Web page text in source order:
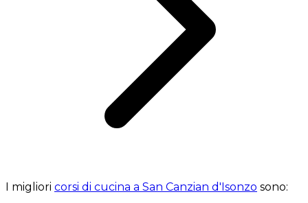
I migliori corsi di cucina a San Canzian d'Isonzo sono: